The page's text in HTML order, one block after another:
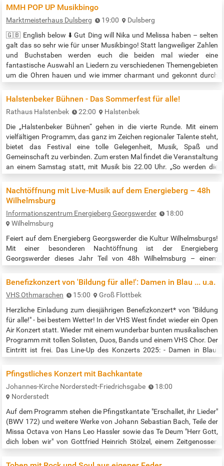
MMH POP UP Musikbingo
Marktmeisterhaus Dulsberg 19:00
Dulsberg
🇬🇧 English below ⬇️ Gut Ding will Nika und Melissa haben – selten
galt das so sehr wie für unser Musikbingo! Statt langweiliger Zahlen
und Buchstaben werden euch die beiden mal wieder eine
fantastische Auswahl an Liedern zu verschiedenen Themengebieten
um die Ohren hauen und wie immer charmant und gekonnt durch
Scheißipreise. Auf euch freuen wir uns mindestens genauso,
Halstenbeker Bühnen - Das Sommerfest für alle!
Rathaus Halstenbek 22:00
Halstenbek
Die „Halstenbeker Bühnen“ gehen in die vierte Runde. Mit einem
vielfältigen Programm, das ganz im Zeichen regionaler Talente steht,
bietet das Festival eine tolle Gelegenheit, Musik, Spaß und
Gemeinschaft zu verbinden. Zum ersten Mal findet die Veranstaltung
an einem Samstag statt, mit Musik bis 22.00 Uhr. „So werden die
sich Bürgermeister Jan Krohn. Das Highlight des Sommerfestes ist…
Nachtöffnung mit Live-Musik auf dem Energieberg – 48h
Wilhelmsburg
Informationszentrum Energieberg Georgswerder
18:00
Wilhelmsburg
Feiert auf dem Energieberg Georgswerder die Kultur Wilhelmsburgs!
Mit einer besonderen Nachtöffnung ist der Energieberg
Georgswerder dieses Jahr Teil von 48h Wilhelmsburg – einem
zusammenbringt und die vielfältige Kultur Wilhelmsburgs feiert.
Einen Abend lang verwandelt sich der Energieberg dafür in eine
Bühne für Live-Musik von lokalen Talenten. Für das leibliche Wohl ist
gesorgt und die ersten 50…
Benefizkonzert von 'Bildung für alle!': Damen in Blau ... u.a.
VHS Othmarschen 15:00
Groß Flottbek
Herzliche Einladung zum diesjährigen Benefizkonzert* von "Bildung
für alle!" - bei bestem Wetter! In der VHS West findet wieder ein Open
Air Konzert statt. Wieder mit einem wunderbar bunten musikalischen
Programm mit tollen Solisten, Duos, Bands und einem VHS Chor. Der
Eintritt ist frei. Das Line-Up des Konzerts 2025: - Damen in Blau:
VHS SaxSessionOrchestra (Leitung: Georgia Hoppe) - …
Pfingstliches Konzert mit Bachkantate
Johannes-Kirche Norderstedt-Friedrichsgabe
18:00
Norderstedt
Auf dem Programm stehen die Pfingstkantate "Erschallet, ihr Lieder"
(BWV 172) und weitere Werke von Johann Sebastian Bach, Teile der
Missa Octava von Hans Leo Hassler sowie das Te Deum "Herr Gott,
dich loben wir" von Gottfried Heinrich Stölzel, einem Zeitgenossen
(Sopran), Florian Günther (Bass), ein Trompeten- und